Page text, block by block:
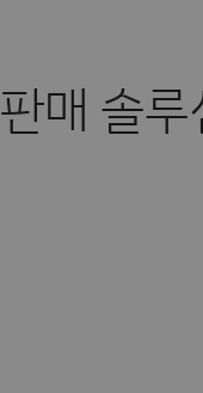
판매 솔